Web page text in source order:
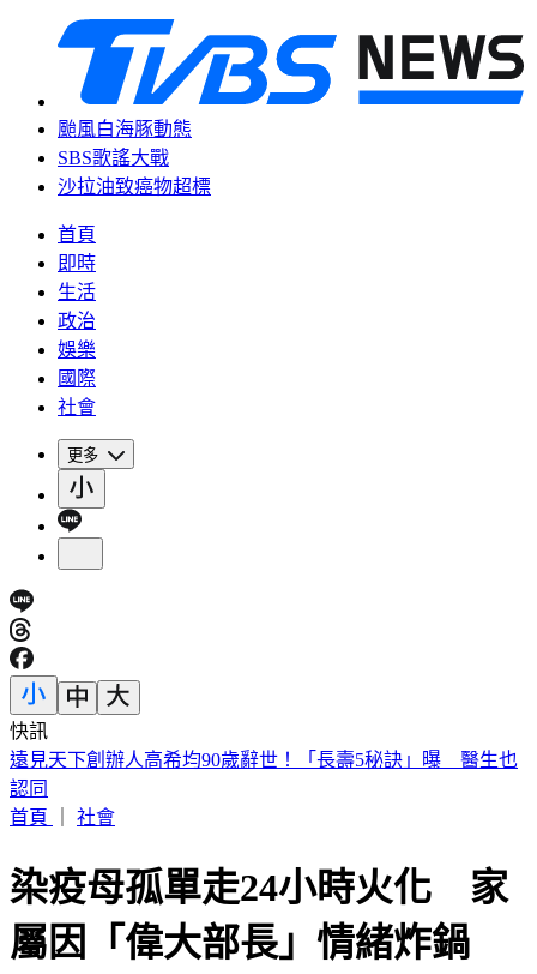
颱風白海豚動態
SBS歌謠大戰
沙拉油致癌物超標
首頁
即時
生活
政治
娛樂
國際
社會
更多
快訊
美股開盤／聯準會升息疑慮意外減緩！標普、那指「雙開高」
首頁
染疫母孤單走24小時火化 家
屬因「偉大部長」情緒炸鍋